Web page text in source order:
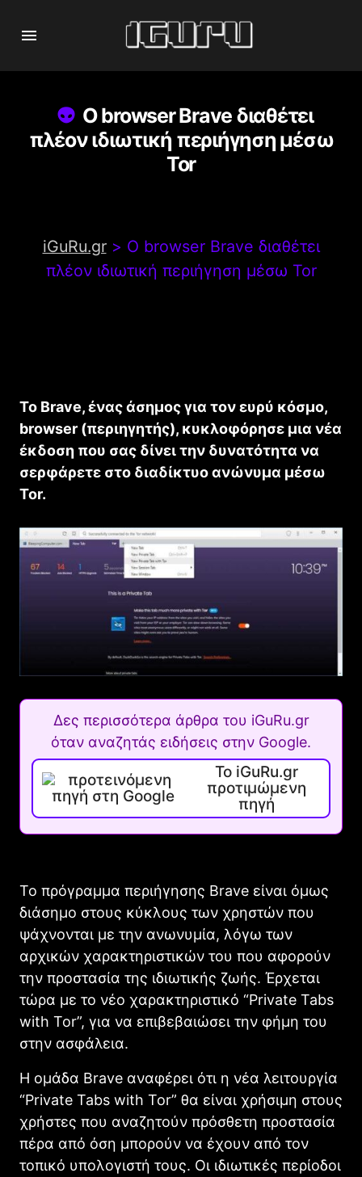
Ο browser Brave διαθέτει
πλέον ιδιωτική περιήγηση μέσω
Tor
iGuRu.gr> Ο browser Brave διαθέτει
πλέον ιδιωτική περιήγηση μέσω Tor
Το Brave, ένας άσημος για τον ευρύ κόσμο,
browser (περιηγητής), κυκλοφόρησε μια νέα
έκδοση που σας δίνει την δυνατότητα να
σερφάρετε στο διαδίκτυο ανώνυμα μέσω
Tor.
Δες περισσότερα άρθρα του iGuRu.gr
όταν αναζητάς ειδήσεις στην Google.
Το iGuRu.gr
προτιμώμενη
πηγή
Το πρόγραμμα περιήγησης Brave είναι όμως
διάσημο στους κύκλους των χρηστών που
ψάχνονται με την ανωνυμία, λόγω των
αρχικών χαρακτηριστικών του που αφορούν
την προστασία της ιδιωτικής ζωής. Έρχεται
τώρα με το νέο χαρακτηριστικό “Private Tabs
with Tor”, για να επιβεβαιώσει την φήμη του
στην ασφάλεια.
Η ομάδα Βrave αναφέρει ότι η νέα λειτουργία
“Private Tabs with Tor” θα είναι χρήσιμη στους
χρήστες που αναζητούν πρόσθετη προστασία
πέρα ​​από όση μπορούν να έχουν από τον
τοπικό υπολογιστή τους. Οι ιδιωτικές περίοδοι